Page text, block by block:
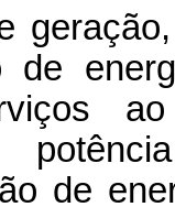
de
de